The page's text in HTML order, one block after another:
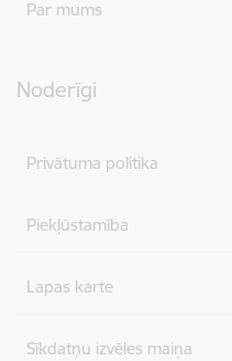
Par mums
Noderīgi
Privātuma politika
Piekļūstamība
Lapas karte
Sīkdatņu izvēles maiņa